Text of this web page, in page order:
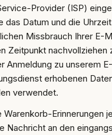
Provider (ISP)
das Datum und die Uhrzeit
Missbrauch Ihrer E-
Zeitpunkt nachvollziehen
Anmeldung zu unserem
erhobenen
verwendet.
Warenkorb-Erinnerungen
Nachricht an den